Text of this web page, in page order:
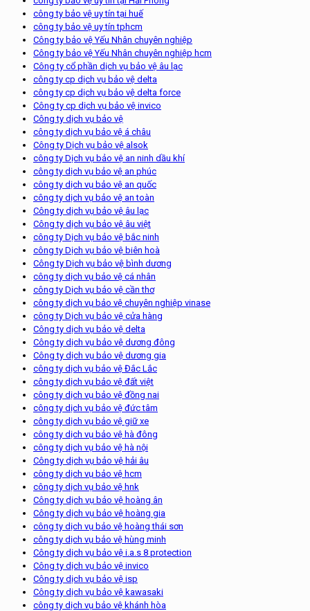
công ty bảo vệ uy tín tại huế
công ty bảo vệ uy tín tphcm
Công ty bảo vệ Yếu Nhân chuyên nghiệp
Công ty bảo vệ Yếu Nhân chuyên nghiệp hcm
Công ty cổ phần dịch vụ bảo vệ âu lạc
công ty cp dịch vụ bảo vệ delta
công ty cp dịch vụ bảo vệ delta force
Công ty cp dịch vụ bảo vệ invico
Công ty dịch vụ bảo vệ
công ty dịch vụ bảo vệ á châu
Công ty Dịch vụ bảo vệ alsok
công ty Dịch vụ bảo vệ an ninh dầu khí
công ty dịch vụ bảo vệ an phúc
công ty dịch vụ bảo vệ an quốc
công ty dịch vụ bảo vệ an toàn
Công ty dịch vụ bảo vệ âu lạc
Công ty dịch vụ bảo vệ âu việt
công ty Dịch vụ bảo vệ bắc ninh
công ty Dịch vụ bảo vệ biên hoà
Công ty Dịch vụ bảo vệ bình dương
công ty dịch vụ bảo vệ cá nhân
công ty Dịch vụ bảo vệ cần thơ
công ty dịch vụ bảo vệ chuyên nghiệp vinase
công ty Dịch vụ bảo vệ cửa hàng
Công ty dịch vụ bảo vệ delta
Công ty dịch vụ bảo vệ dương đông
Công ty dịch vụ bảo vệ dương gia
công ty dịch vụ bảo vệ Đắc Lắc
công ty dịch vụ bảo vệ đất việt
công ty dịch vụ bảo vệ đồng nai
công ty dịch vụ bảo vệ đức tâm
công ty dịch vụ bảo vệ giữ xe
công ty dịch vụ bảo vệ hà đông
công ty dịch vụ bảo vệ hà nội
Công ty dịch vụ bảo vệ hải âu
công ty dịch vụ bảo vệ hcm
công ty dịch vụ bảo vệ hnk
Công ty dịch vụ bảo vệ hoàng ân
Công ty dịch vụ bảo vệ hoàng gia
công ty dịch vụ bảo vệ hoàng thái sơn
công ty dịch vụ bảo vệ hùng minh
Công ty dịch vụ bảo vệ i.a.s 8 protection
Công ty dịch vụ bảo vệ invico
Công ty dịch vụ bảo vệ isp
Công ty dịch vụ bảo vệ kawasaki
công ty dịch vụ bảo vệ khánh hòa